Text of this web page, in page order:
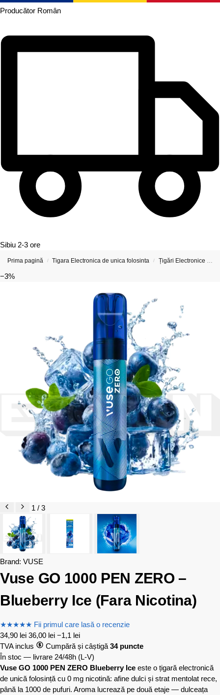
Producător Român
Sibiu 2-3 ore
Prima pagină / Tigara Electronica de unica folosinta / Țigări Electronice cu 1000 de Pufuri
−3%
1 / 3
Brand: VUSE
Vuse GO 1000 PEN ZERO –
Blueberry Ice (Fara Nicotina)
★★★★★ Fii primul care lasă o recenzie
34,90 lei 36,00 lei −1,1 lei
TVA inclus
Cumpără și câștigă 34 puncte
În stoc — livrare 24/48h (L-V)
Vuse GO 1000 PEN ZERO Blueberry Ice este o țigară electronică
de unică folosință cu 0 mg nicotină: afine dulci și strat mentolat rece,
până la 1000 de pufuri. Aroma lucrează pe două etaje — dulceața